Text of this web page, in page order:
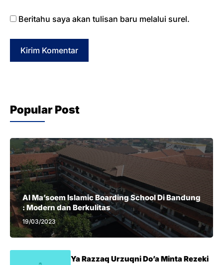
Beritahu saya akan tulisan baru melalui surel.
Popular Post
Al Ma’soem Islamic Boarding School Di Bandung
: Modern dan Berkulitas
19/03/2023
Ya Razzaq Urzuqni Do’a Minta Rezeki